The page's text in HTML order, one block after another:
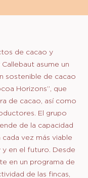
de cacao y
asume un
sostenible de cacao
Horizons”, que
de cacao, así como
El grupo
de la capacidad
vez más viable
en el futuro. Desde
en un programa de
de las fincas,